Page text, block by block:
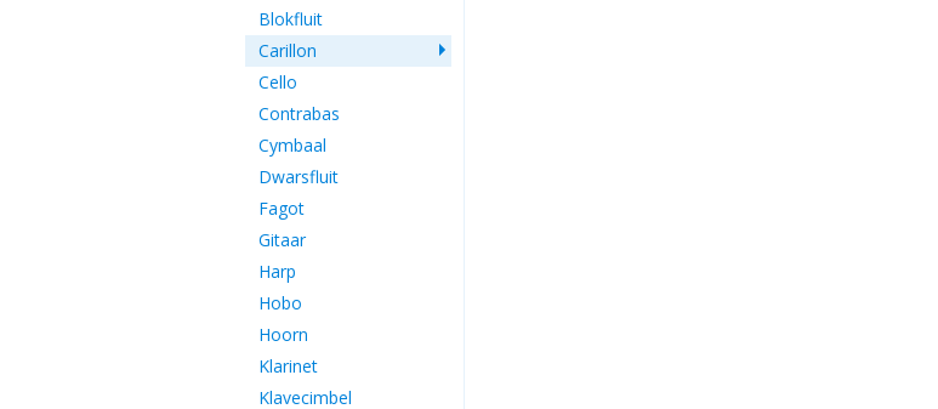
Blokfluit
Carillon
Cello
Contrabas
Cymbaal
Dwarsfluit
Fagot
Gitaar
Harp
Hobo
Hoorn
Klarinet
Klavecimbel